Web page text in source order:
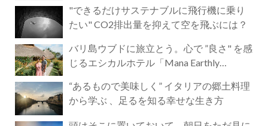
"できるだけサステナブルに飛行機に乗り
たい" CO2排出量を抑えて空を飛ぶには？
バリ島ウブドに旅立とう。心で ”良さ" を感
じるエシカルホテル「Mana Earthly
“あるもので美味しく” イタリアの郷土料理
から学ぶ 、足るを知る幸せな生き方